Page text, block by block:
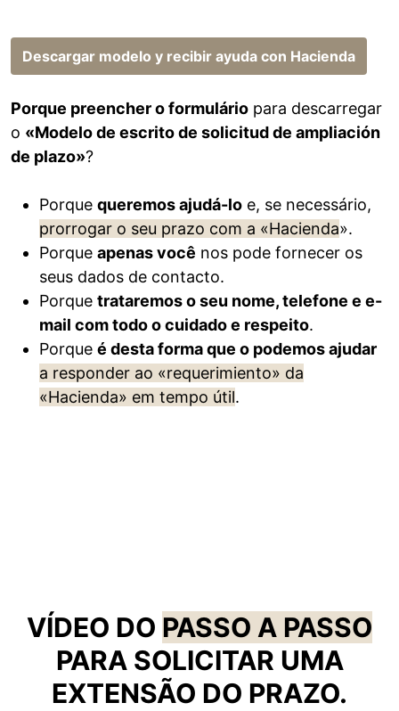
Descargar modelo y recibir ayuda con Hacienda
Porque preencher o formulário para descarregar
o «Modelo de escrito de solicitud de ampliación
de plazo»?
Porque queremos ajudá-lo e, se necessário,
prorrogar o seu prazo com a «Hacienda».
Porque apenas você nos pode fornecer os
seus dados de contacto.
Porque trataremos o seu nome, telefone e e-
mail com todo o cuidado e respeito.
Porque é desta forma que o podemos ajudar
a responder ao «requerimiento» da
«Hacienda» em tempo útil.
VÍDEO DO PASSO A PASSO
PARA SOLICITAR UMA
EXTENSÃO DO PRAZO.